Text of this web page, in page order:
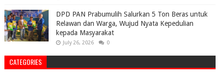
DPD PAN Prabumulih Salurkan 5 Ton Beras untuk
Relawan dan Warga, Wujud Nyata Kepedulian
kepada Masyarakat
July 26, 2026 0
CATEGORIES